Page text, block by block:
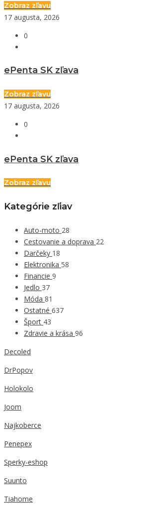
Zobraz zľavu
17 augusta, 2026
0
ePenta SK zľava
Zobraz zľavu
17 augusta, 2026
0
ePenta SK zľava
Zobraz zľavu
Kategórie zľiav
Auto-moto 28
Cestovanie a doprava 22
Darčeky 18
Elektronika 58
Financie 9
Jedlo 37
Móda 81
Ostatné 637
Šport 43
Zdravie a krása 96
Decoled
DrPopov
Holokolo
Joom
Najkoberce
Penepex
Sperky-eshop
Suunto
Tiahome